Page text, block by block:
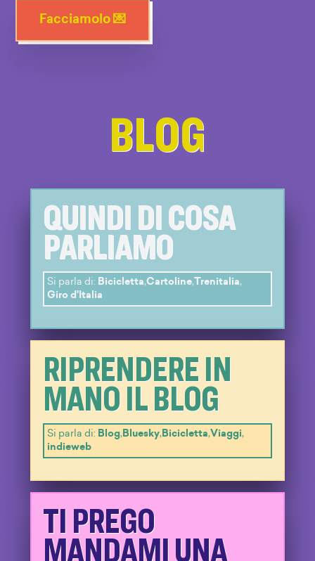
Facciamolo 💌
BLOG
QUINDI DI COSA
PARLIAMO
Si parla di: Bicicletta,Cartoline,Trenitalia,
Giro d'Italia
RIPRENDERE IN
MANO IL BLOG
Si parla di: Blog,Bluesky,Bicicletta,Viaggi,
indieweb
TI PREGO
MANDAMI UNA